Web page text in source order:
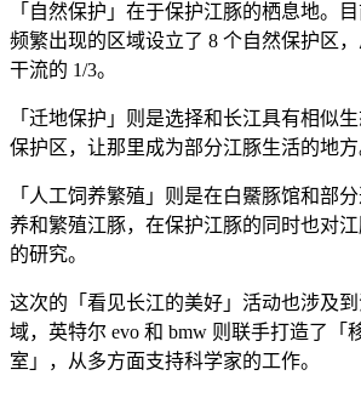
「自然保护」在于保护江豚的栖息地。
频繁出现的区域设立了 8 个自然保护区
干流的 1/3。
「迁地保护」则是选择和长江具有相似
保护区，让那里成为部分江豚生活的地方
「人工饲养繁殖」则是在白鱀豚馆和部
养和繁殖江豚，在保护江豚的同时也对
的研究。
这次的「看见长江的美好」活动也涉及
域，英特尔 evo 和 bmw 则联手打造了「
室」，从多方面支持科学家的工作。